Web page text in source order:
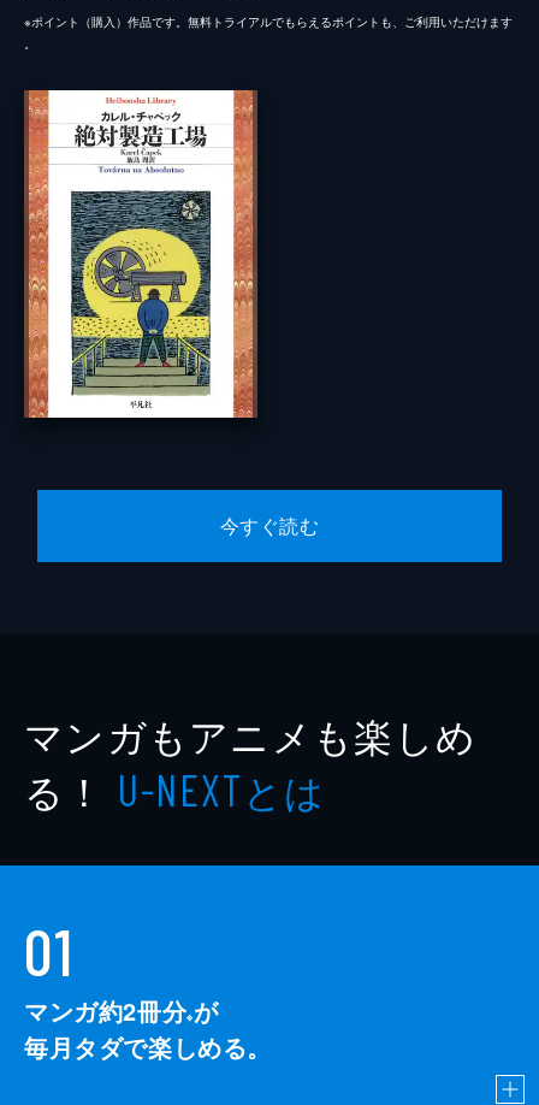
※ポイント（購⼊）作品です。無料トライアルでもらえるポイントも、ご利⽤いただけます
今すぐ読む
マンガもアニメも楽しめ
る！ U-NEXTとは
01
マンガ約2冊分※が
毎月タダで楽しめる。